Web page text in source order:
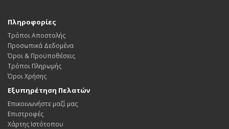
Πληροφορίες
Τρόποι Αποστολής
Προσωπικά Δεδομένα
Όροι & Προϋποθέσεις
Τρόποι Πληρωμής
Όροι Χρήσης
Εξυπηρέτηση Πελατών
Επικοινωνήστε μαζί μας
Επιστροφές
Χάρτης Ιστότοπου